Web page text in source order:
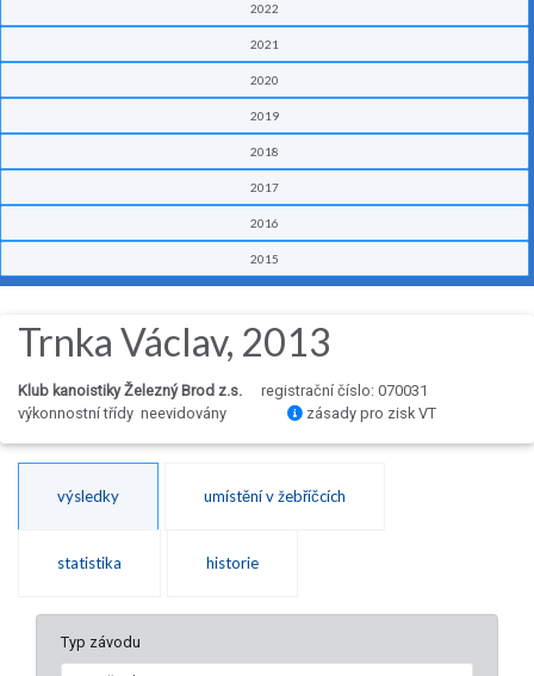
2022
2021
2020
2019
2018
2017
2016
2015
Trnka Václav, 2013
Klub kanoistiky Železný Brod z.s.
registrační číslo: 070031
výkonnostní třídy neevidovány
zásady pro zisk VT
výsledky umístění v žebříčcích
statistika historie
Typ závodu